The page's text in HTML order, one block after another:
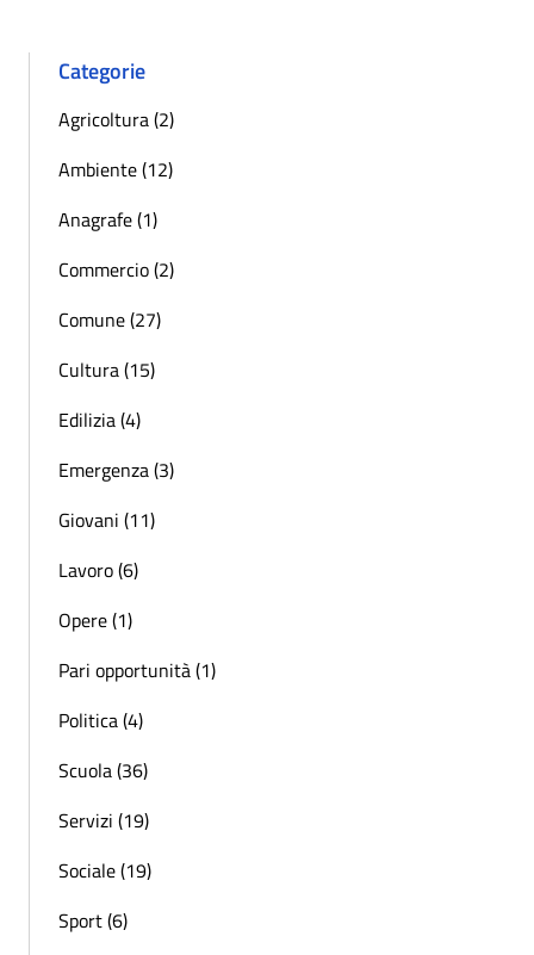
Categorie
Agricoltura (2)
Ambiente (12)
Anagrafe (1)
Commercio (2)
Comune (27)
Cultura (15)
Edilizia (4)
Emergenza (3)
Giovani (11)
Lavoro (6)
Opere (1)
Pari opportunità (1)
Politica (4)
Scuola (36)
Servizi (19)
Sociale (19)
Sport (6)